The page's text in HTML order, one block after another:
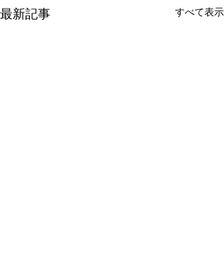
最新記事 すべて表示